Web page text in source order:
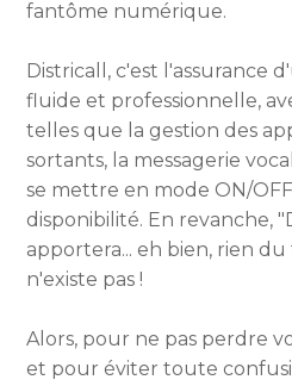
fantôme numérique.
Districall, c'est l'assurance
fluide et professionnelle,
telles que la gestion des
sortants, la messagerie
se mettre en mode ON/
disponibilité. En revanche,
apportera... eh bien, rien
n'existe pas !
Alors, pour ne pas perdre
et pour éviter toute